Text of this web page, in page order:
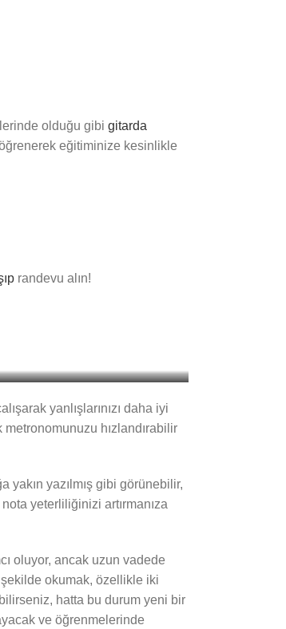
olduğu gibi gitarda
eğitiminize kesinlikle
randevu alın!
yanlışlarınızı daha iyi
hızlandırabilir
yakın yazılmış gibi görünebilir,
yeterliliğinizi artırmanıza
oluyor, ancak uzun vadede
şekilde okumak, özellikle iki
hatta bu durum yeni bir
ve öğrenmelerinde